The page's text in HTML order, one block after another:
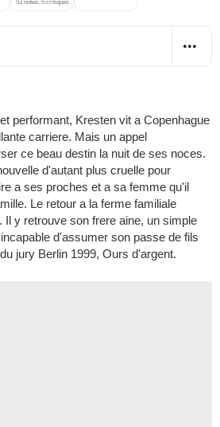
53 notes, 5 critiques
performant, Kresten vit a Copenhague
carriere. Mais un appel
ce beau destin la nuit de ses noces.
d'autant plus cruelle pour
a ses proches et a sa femme qu'il
Le retour a la ferme familiale
Il y retrouve son frere aine, un simple
d'assumer son passe de fils
jury Berlin 1999, Ours d'argent.